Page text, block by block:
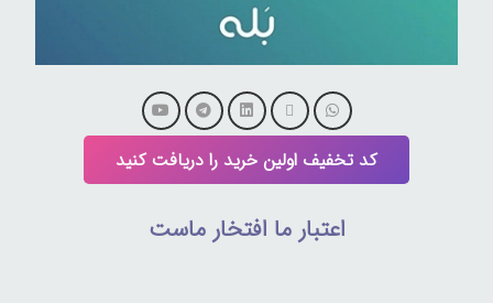
کد تخفیف اولین خرید را دریافت کنید
اعتبار ما افتخار ماست